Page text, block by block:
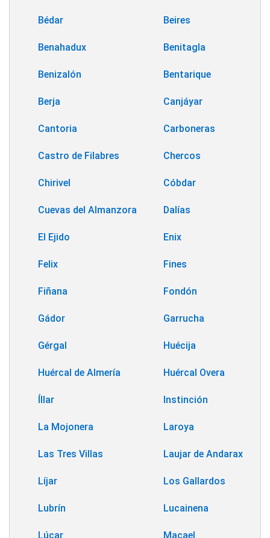
Bédar Beires
Benahadux Benitagla
Benizalón Bentarique
Berja Canjáyar
Cantoria Carboneras
Castro de Filabres Chercos
Chirivel Cóbdar
Cuevas del Almanzora Dalías
El Ejido Enix
Felix Fines
Fiñana Fondón
Gádor Garrucha
Gérgal Huécija
Huércal de Almería Huércal Overa
Íllar Instinción
La Mojonera Laroya
Las Tres Villas Laujar de Andarax
Líjar Los Gallardos
Lubrín Lucainena
Lúcar Macael